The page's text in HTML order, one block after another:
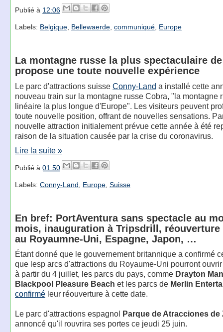
Publié à 12:06
Labels: Belgique, Bellewaerde, communiqué, Europe
La montagne russe la plus spectaculaire
propose une toute nouvelle expérience
Le parc d'attractions suisse Conny-Land a installé cette
nouveau train sur la montagne russe Cobra, "la montagne
linéaire la plus longue d'Europe". Les visiteurs peuvent
toute nouvelle position, offrant de nouvelles sensations.
nouvelle attraction initialement prévue cette année à été
raison de la situation causée par la crise du coronavirus.
Lire la suite »
Publié à 01:50
Labels: Conny-Land Europe, Suisse
En bref: PortAventura sans spectacle au
mois, inauguration à Tripsdrill, réouverture
au Royaumne-Uni, Espagne, Japon, …
Étant donné que le gouvernement britannique a confirmé
que lesp arcs d'attractions du Royaume-Uni pourront
à partir du 4 juillet, les parcs du pays, comme Drayton
Blackpool Pleasure Beach et les parcs de Merlin
confirméleur réouverture à cette date.
Le parc d'attractions espagnol
Parque de Atracciones de
annoncé qu'il rouvrira ses portes ce jeudi 25 juin.